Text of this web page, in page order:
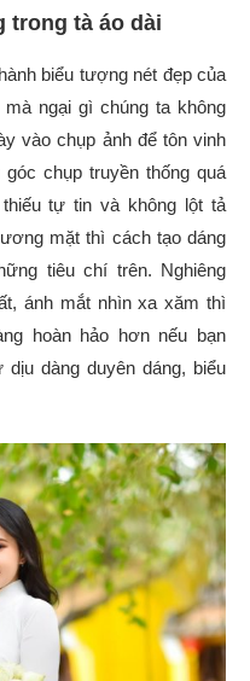
trong tà áo dài
biểu tượng nét đẹp của
ngại gì chúng ta không
vào chụp ảnh để tôn vinh
góc chụp truyền thống quá
tự tin và không lột tả
mặt thì cách tạo dáng
tiêu chí trên. Nghiêng
ánh mắt nhìn xa xăm thì
hoàn hảo hơn nếu bạn
dàng duyên dáng, biểu